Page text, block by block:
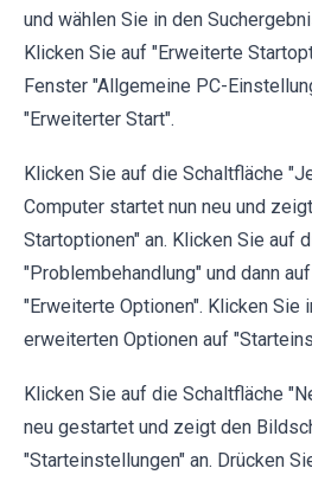
und wählen Sie in den
Klicken Sie auf "Erweiterte
Fenster "Allgemeine PC-
"Erweiterter Start".
Klicken Sie auf die Schaltfläche
Computer startet nun neu und
Startoptionen" an. Klicken Sie auf
"Problembehandlung" und dann
"Erweiterte Optionen". Klicken Sie
erweiterten Optionen auf
Klicken Sie auf die Schaltfläche
neu gestartet und zeigt den
"Starteinstellungen" an. Drücken